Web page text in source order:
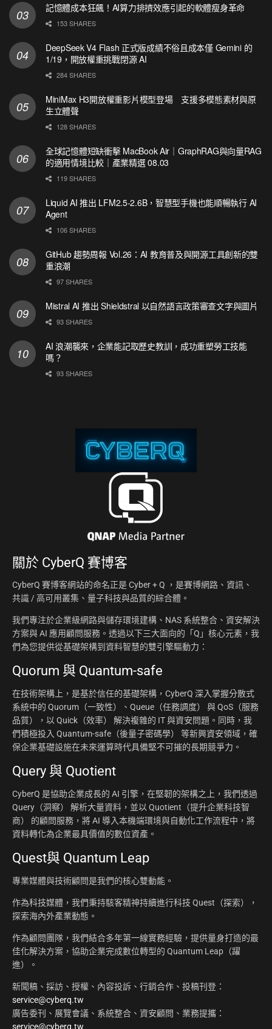
記憶體成本狂飆！AI算力排擠效應引起的軟體瘦身革命
153 SHARES
DeepSeek V4 Flash 正式版成績不俗且成本僅 Gemini 的
1/19，開放權重挑戰閉源 AI
284 SHARES
MiniMax H3開放權重影片模型登場 支援多模態素材與原
生立體聲
128 SHARES
全球記憶體短缺衝擊 MacBook Air｜GraphRAG與向量RAG
的適用情境比較｜產業精選 08.03
119 SHARES
Liquid AI 推出 LFM2.5-2.6B，智慧型手機也能順暢執行 AI
Agent
106 SHARES
GitHub 趨勢周報 Vol.26：AI 教育普及與開源工具創新的雙
重浪潮
97 SHARES
Mistral AI 推出 Shieldstral 以自然語言政策審查文字與圖片
93 SHARES
AI 浪潮襲來，企業能記取歷史教訓，成功重塑勞工技能
嗎？
93 SHARES
關於 CyberQ 賽博客
CyberQ 賽博客網站的命名正是 Cyber + Q ，是賽博網路、資訊、
共識 / 高可用叢集、量子科技與品質的綜合體。
我們專注於企業級網路與儲存環境建構、NAS 系統整合、資安解決
方案與 AI 應用顧問服務。透過以下三大面向的「Q」核心元素，我
們為您提供從基礎架構到資料智慧的雙引擎驅動力：
Quorum 與 Quantum-safe
在技術架構上，是基於信任的基礎架構，CyberQ 深入掌握分散式
系統中的 Quorum（一致性）、Queue（任務調度） 與 QoS（服務
品質），以 Quick（效率） 解決複雜的 IT 與資安問題。同時，我
們積極投入 Quantum-safe（後量子密碼學） 等新興資安領域，確
保企業基礎設施在未來運算時代具備堅不可摧的長期競爭力。
Query 與 Quotient
CyberQ 是協助企業成長的 AI 引擎，在堅韌的架構之上，我們透過
Query（洞察） 解析大量資料，並以 Quotient（提升企業科技智
商） 的顧問服務，將 AI 導入本機端環境與自動化工作流程中，將
資料轉化為企業最具價值的數位資產。
Quest與 Quantum Leap
專業媒體與技術顧問是我們的核心雙動能。
作為科技媒體，我們秉持駭客精神持續進行科技 Quest（探索），
探索海內外產業動態。
作為顧問團隊，我們結合多年第一線實務經驗，提供量身打造的最
佳化解決方案，協助企業完成數位轉型的 Quantum Leap（躍
進）。
新聞稿、採訪、授權、內容投訴、行銷合作、投稿刊登：
service@cyberq.tw
廣告委刊、展覽會議、系統整合、資安顧問、業務提攜：
service@cyberq.tw